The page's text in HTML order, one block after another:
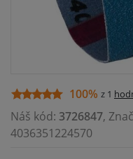
100% z 1
Náš kód: 3726847,
4036351224570